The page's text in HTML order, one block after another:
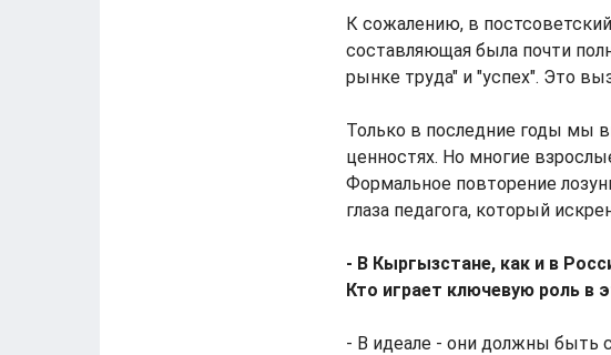
К сожалению, в
составляющая была почти
рынке труда" и "успех". Это
Только в последние годы мы
ценностях. Но многие
Формальное повторение
глаза педагога, который
- В Кыргызстане, как и в
Кто играет ключевую роль в
- В идеале - они должны быть